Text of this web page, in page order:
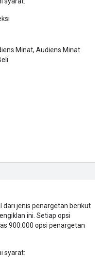
Minat, Audiens Minat
dari jenis penargetan berikut
ini. Setiap opsi
900.000 opsi penargetan
syarat: